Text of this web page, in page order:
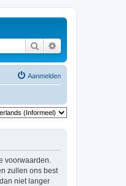
Zoek
Aanmelden
voorwaarden.
zullen ons best
niet langer